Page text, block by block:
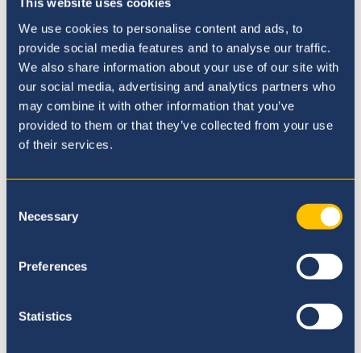
We use cookies to personalise content and ads, to
provide social media features and to analyse our traffic.
We also share information about your use of our site with
our social media, advertising and analytics partners who
may combine it with other information that you’ve
provided to them or that they’ve collected from your use
of their services.
Selection
Necessary
Preferences
Statistics
logros de nuestro
maravilloso grupo de
nuevos ex alumnos.
Emma Newman
Admisiones